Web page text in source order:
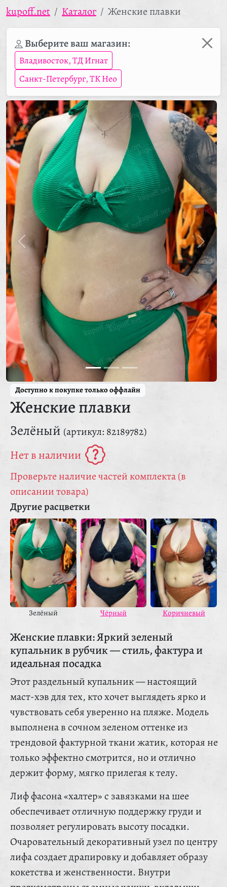
kupoff.net Каталог Женские плавки
Выберите ваш магазин:
Владивосток, ТД Игнат
Санкт-Петербург, ТК Нео
Доступно к покупке только оффлайн
Женские плавки
Зелёный (артикул: 82189782)
Нет в наличии
Проверьте наличие частей комплекта (в
описании товара)
Другие расцветки
Зелёный Чёрный Коричневый
Женские плавки: Яркий зеленый
купальник в рубчик — стиль, фактура и
идеальная посадка
Этот раздельный купальник — настоящий
маст-хэв для тех, кто хочет выглядеть ярко и
чувствовать себя уверенно на пляже. Модель
выполнена в сочном зеленом оттенке из
трендовой фактурной ткани жатик, которая не
только эффектно смотрится, но и отлично
держит форму, мягко прилегая к телу.
Лиф фасона «халтер» с завязками на шее
обеспечивает отличную поддержку груди и
позволяет регулировать высоту посадки.
Очаровательный декоративный узел по центру
лифа создает драпировку и добавляет образу
кокетства и женственности. Внутри